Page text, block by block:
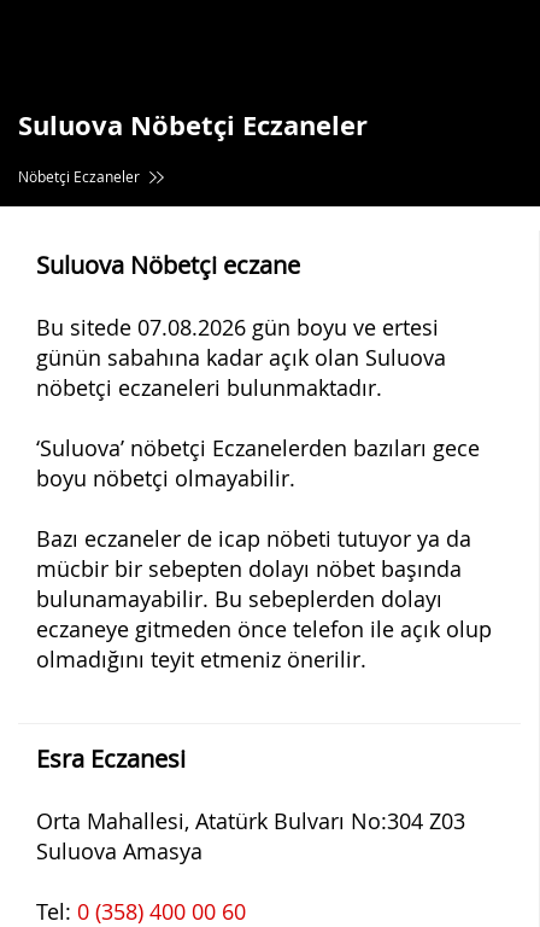
Suluova Nöbetçi Eczaneler
Nöbetçi Eczaneler
Suluova Nöbetçi eczane
Bu sitede 07.08.2026 gün boyu ve ertesi
günün sabahına kadar açık olan Suluova
nöbetçi eczaneleri bulunmaktadır.
‘Suluova’ nöbetçi Eczanelerden bazıları gece
boyu nöbetçi olmayabilir.
Bazı eczaneler de icap nöbeti tutuyor ya da
mücbir bir sebepten dolayı nöbet başında
bulunamayabilir. Bu sebeplerden dolayı
eczaneye gitmeden önce telefon ile açık olup
olmadığını teyit etmeniz önerilir.
Esra Eczanesi
Orta Mahallesi, Atatürk Bulvarı No:304 Z03
Suluova Amasya
Tel: 0 (358) 400 00 60